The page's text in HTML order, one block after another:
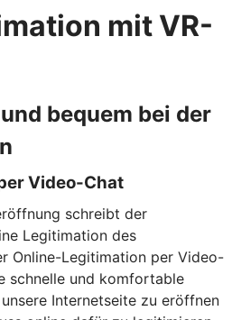
mit VR-
bequem bei der
Video-Chat
schreibt der
Legitimation des
Online-Legitimation per Video-
schnelle und komfortable
Internetseite zu eröffnen